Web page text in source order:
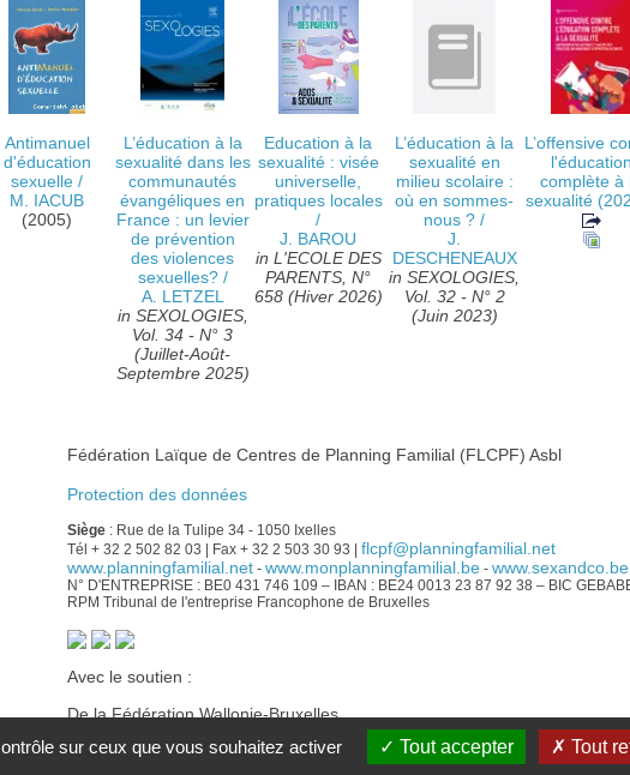
Antimanuel
d'éducation
sexuelle /
M. IACUB
(2005)
L’éducation à la
sexualité dans les
communautés
évangéliques en
France : un levier
de prévention
des violences
sexuelles?/
A. LETZEL
in SEXOLOGIES,
Vol. 34 - N° 3
(Juillet-Août-
Septembre 2025)
Education à la
sexualité : visée
universelle,
pratiques locales
/
J. BAROU
in L'ECOLE DES
PARENTS, N°
658 (Hiver 2026)
L’éducation à la
sexualité en
milieu scolaire :
où en sommes-
nous ? /
J.
DESCHENEAUX
in SEXOLOGIES,
Vol. 32 - N° 2
(Juin 2023)
L’offensive
l'éducation
complète à
sexualité
Fédération Laïque de Centres de Planning Familial (FLCPF) Asbl
Protection des données
Siège: Rue de la Tulipe 34 - 1050 Ixelles
Tél + 32 2 502 82 03 | Fax + 32 2 503 30 93 | flcpf@planningfamilial.net
www.planningfamilial.net- www.monplanningfamilial.be- www.sexandco.be
N° D'ENTREPRISE : BE0 431 746 109 – IBAN : BE24 0013 23 87 92 38 – BIC
RPM Tribunal de l'entreprise Francophone de Bruxelles
Avec le soutien :
De la Fédération Wallonie-Bruxelles
Du Service public francophone bruxellois Commission communautaire
De la Wallonie
sur ceux que vous souhaitez activer Tout accepter Tout